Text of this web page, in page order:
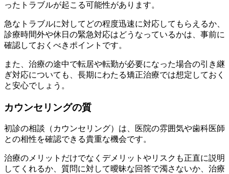
ったトラブルが起こる可能性があります。
急なトラブルに対してどの程度迅速に対応してもらえるか、
診療時間外や休日の緊急対応はどうなっているかは、事前に
確認しておくべきポイントです。
また、治療の途中で転居や転勤が必要になった場合の引き継
ぎ対応についても、長期にわたる矯正治療では想定しておく
と安心でしょう。
カウンセリングの質
初診の相談（カウンセリング）は、医院の雰囲気や歯科医師
との相性を確認できる貴重な機会です。
治療のメリットだけでなくデメリットやリスクも正直に説明
してくれるか、質問に対して曖昧な回答で濁さないか、治療